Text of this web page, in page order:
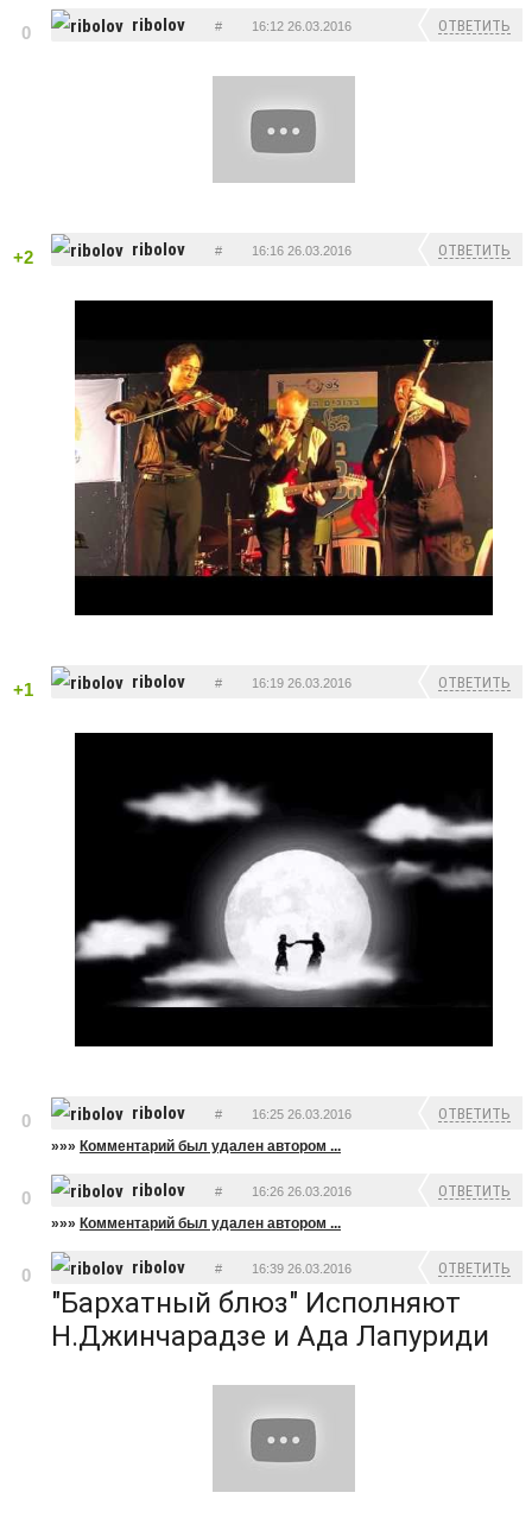
0 ribolov # 16:12 26.03.2016 ОТВЕТИТЬ
+2 ribolov # 16:16 26.03.2016 ОТВЕТИТЬ
+1 ribolov # 16:19 26.03.2016 ОТВЕТИТЬ
0 ribolov # 16:25 26.03.2016 ОТВЕТИТЬ
»»» Комментарий был удален автором ...
0 ribolov # 16:26 26.03.2016 ОТВЕТИТЬ
»»» Комментарий был удален автором ...
0 ribolov # 16:39 26.03.2016 ОТВЕТИТЬ
"Бархатный блюз" Исполняют
Н.Джинчарадзе и Ада Лапуриди